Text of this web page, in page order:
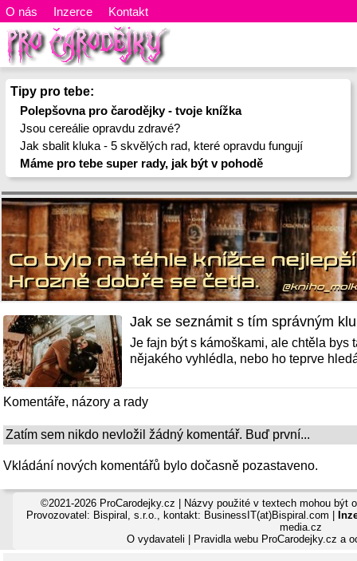
O nás Inzerce Kontakt
Tipy pro tebe:
Polepšovna pro čarodějky - tvoje knížka
Jsou cereálie opravdu zdravé?
Jak sbalit kluka - 5 skvělých rad, které opravdu fungují
Máme pro tebe super rady, jak být v pohodě
Jak se seznámit s tím správným
Je fajn být s kámoškami, ale chtěla
nějakého vyhlédla, nebo ho teprve
Komentáře, názory a rady
Zatím sem nikdo nevložil žádný komentář. Buď první...
Vkládání nových komentářů bylo dočasně pozastaveno.
©2021-2026 ProCarodejky.cz | Názvy použité v textech mohou být
Provozovatel: Bispiral, s.r.o., kontakt: BusinessIT(at)Bispiral.com |
media.cz
O vydavateli
Pravidla webu ProCarodejky.cz a